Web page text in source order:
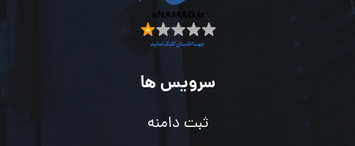
سرویس ها
ثبت دامنه